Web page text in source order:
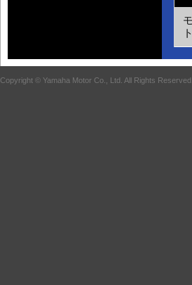
Copyright © Yamaha Motor Co., Ltd. All Rights Reserved.